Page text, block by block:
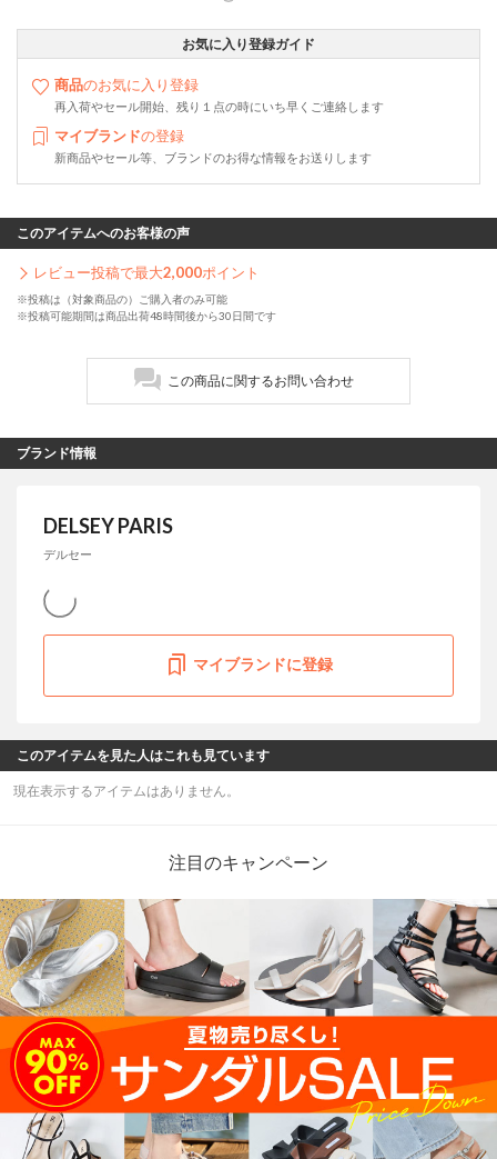
お気に入り登録ガイド
商品のお気に入り登録
再入荷やセール開始、残り１点の時にいち早くご連絡します
マイブランドの登録
新商品やセール等、ブランドのお得な情報をお送りします
このアイテムへのお客様の声
レビュー投稿で最大2,000ポイント
※投稿は（対象商品の）ご購入者のみ可能
※投稿可能期間は商品出荷48時間後から30日間です
この商品に関するお問い合わせ
ブランド情報
DELSEY PARIS
デルセー
マイブランドに登録
このアイテムを見た人はこれも見ています
現在表示するアイテムはありません。
注目のキャンペーン